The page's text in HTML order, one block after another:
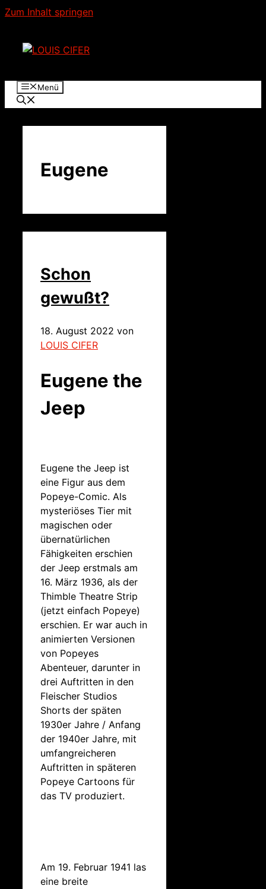
Zum Inhalt springen
Menü
Eugene
Schon
gewußt?
18. August 2022 von
LOUIS CIFER
Eugene the
Jeep
Eugene the Jeep ist
eine Figur aus dem
Popeye-Comic. Als
mysteriöses Tier mit
magischen oder
übernatürlichen
Fähigkeiten erschien
der Jeep erstmals am
16. März 1936, als der
Thimble Theatre Strip
(jetzt einfach Popeye)
erschien. Er war auch in
animierten Versionen
von Popeyes
Abenteuer, darunter in
drei Auftritten in den
Fleischer Studios
Shorts der späten
1930er Jahre / Anfang
der 1940er Jahre, mit
umfangreicheren
Auftritten in späteren
Popeye Cartoons für
das TV produziert.
Am 19. Februar 1941 las
eine breite